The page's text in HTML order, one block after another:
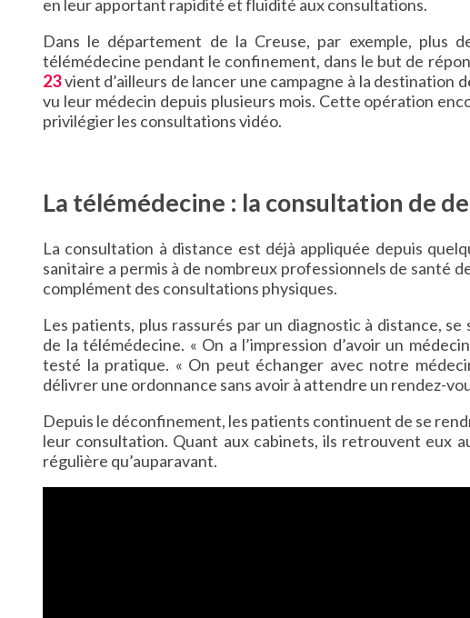
en leur apportant rapidité et fluidité aux consultations.
Dans le département de la Creuse, par exemple, plus
télémédecine pendant le confinement, dans le but de
23vient d’ailleurs de lancer une campagne à la destination
vu leur médecin depuis plusieurs mois. Cette opération
privilégier les consultations vidéo.
La télémédecine : la consultation de
La consultation à distance est déjà appliquée depuis
sanitaire a permis à de nombreux professionnels de santé
complément des consultations physiques.
Les patients, plus rassurés par un diagnostic à distance,
de la télémédecine. « On a l’impression d’avoir un
testé la pratique. « On peut échanger avec notre
délivrer une ordonnance sans avoir à attendre un rendez-
Depuis le déconfinement, les patients continuent de se
leur consultation. Quant aux cabinets, ils retrouvent eux
régulière qu’auparavant.